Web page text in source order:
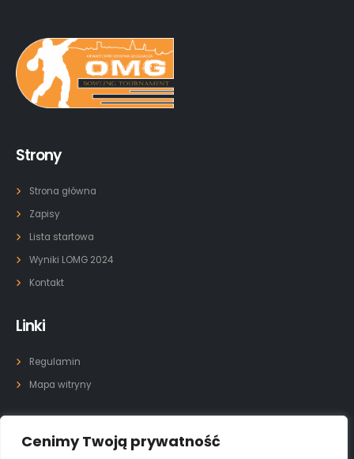
Cenimy Twoją prywatność
Strony
Strona główna
Zapisy
Lista startowa
Wyniki LOMG 2024
Kontakt
Linki
Regulamin
Mapa witryny